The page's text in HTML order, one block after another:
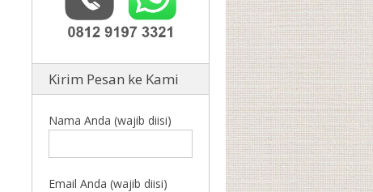
Kirim Pesan ke Kami
Nama Anda (wajib diisi)
Email Anda (wajib diisi)